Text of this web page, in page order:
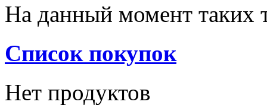
На данный момент таких
Список покупок
Нет продуктов